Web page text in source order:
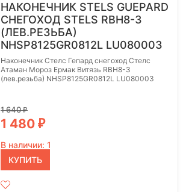
НАКОНЕЧНИК STELS GUEPARD
СНЕГОХОД STELS RBH8-3
(ЛЕВ.РЕЗЬБА)
NHSP8125GR0812L LU080003
Наконечник Стелс Гепард снегоход Стелс
Атаман Мороз Ермак Витязь RBH8-3
(лев.резьба) NHSP8125GR0812L LU080003
1 640₽
1 480 ₽
В наличии: 1
КУПИТЬ